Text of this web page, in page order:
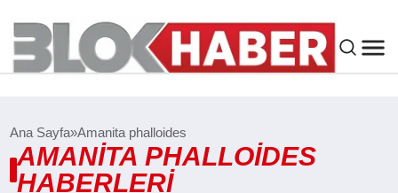
SIYASET
Ana Sayfa Amanita phalloides
AMANITA PHALLOIDES
HABERLERI